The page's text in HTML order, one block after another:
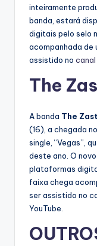
inteiramente
banda, estará
digitais pelo selo
acompanhada de
assistido no canal
The
A banda The
(16), a chegada
single, “Vegas”,
deste ano. O
plataformas
faixa chega
ser assistido no
YouTube.